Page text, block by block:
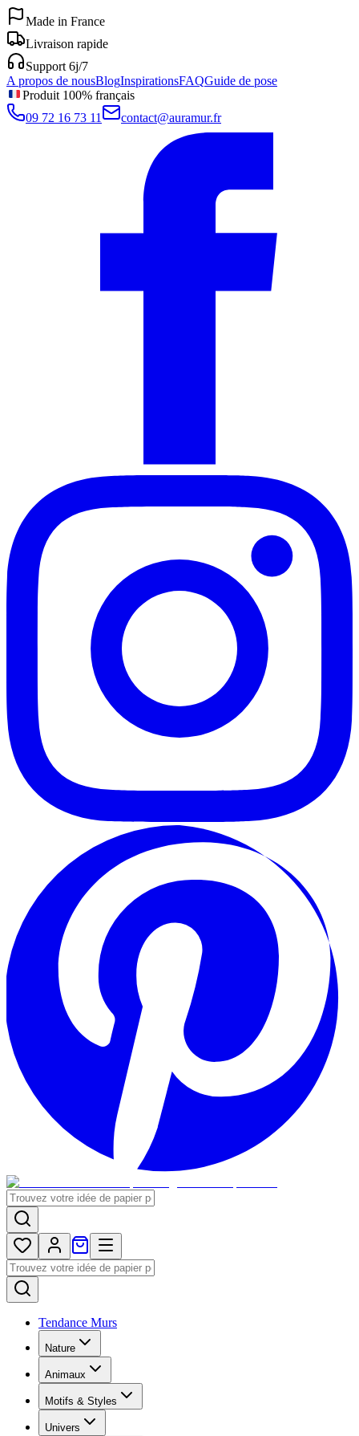
Made in France
Livraison rapide
Support 6j/7
A propos de nousBlogInspirationsFAQGuide de pose
Produit 100% français
09 72 16 73 11
contact@auramur.fr
Tendance Murs
Nature
Animaux
Motifs & Styles
Univers